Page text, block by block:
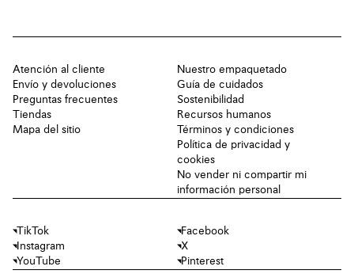
Atención al cliente
Envío y devoluciones
Preguntas frecuentes
Tiendas
Mapa del sitio
Nuestro empaquetado
Guía de cuidados
Sostenibilidad
Recursos humanos
Términos y condiciones
Política de privacidad y
cookies
No vender ni compartir mi
información personal
TikTok
Facebook
Instagram
X
YouTube
Pinterest